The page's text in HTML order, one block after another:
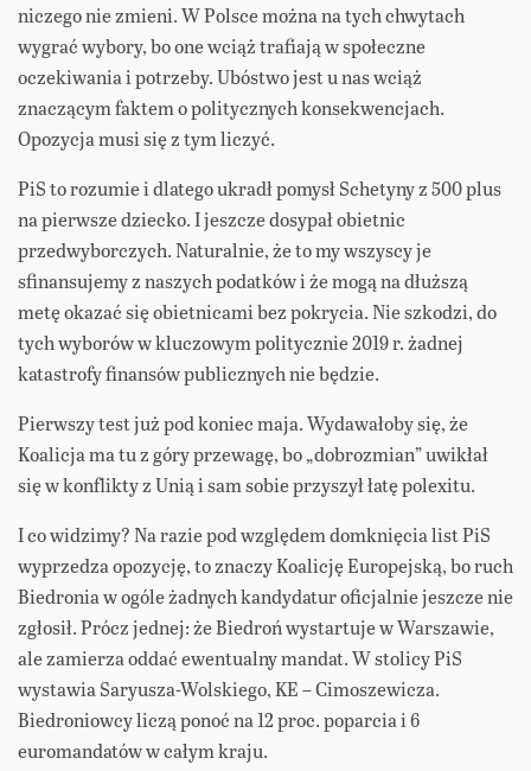
niczego nie zmieni. W Polsce można na tych chwytach
wygrać wybory, bo one wciąż trafiają w społeczne
oczekiwania i potrzeby. Ubóstwo jest u nas wciąż
znaczącym faktem o politycznych konsekwencjach.
Opozycja musi się z tym liczyć.
PiS to rozumie i dlatego ukradł pomysł Schetyny z 500 plus
na pierwsze dziecko. I jeszcze dosypał obietnic
przedwyborczych. Naturalnie, że to my wszyscy je
sfinansujemy z naszych podatków i że mogą na dłuższą
metę okazać się obietnicami bez pokrycia. Nie szkodzi, do
tych wyborów w kluczowym politycznie 2019 r. żadnej
katastrofy finansów publicznych nie będzie.
Pierwszy test już pod koniec maja. Wydawałoby się, że
Koalicja ma tu z góry przewagę, bo „dobrozmian” uwikłał
się w konflikty z Unią i sam sobie przyszył łatę polexitu.
I co widzimy? Na razie pod względem domknięcia list PiS
wyprzedza opozycję, to znaczy Koalicję Europejską, bo ruch
Biedronia w ogóle żadnych kandydatur oficjalnie jeszcze nie
zgłosił. Prócz jednej: że Biedroń wystartuje w Warszawie,
ale zamierza oddać ewentualny mandat. W stolicy PiS
wystawia Saryusza-Wolskiego, KE – Cimoszewicza.
Biedroniowcy liczą ponoć na 12 proc. poparcia i 6
euromandatów w całym kraju.